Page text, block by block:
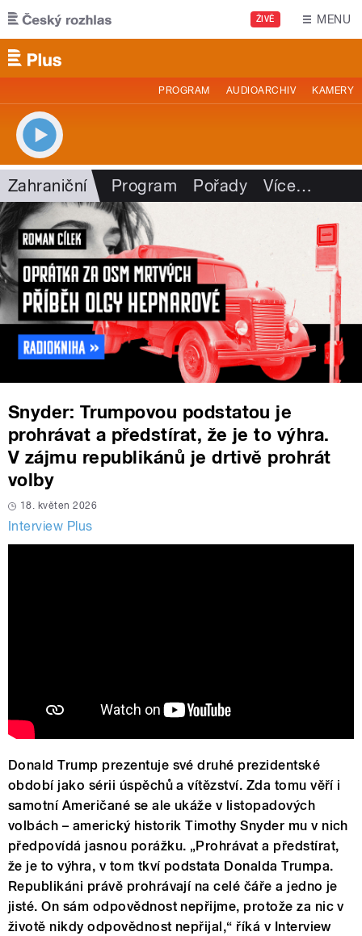
Přejít k hlavnímu obsahu
ŽIVĚ MENU
PROGRAM AUDIOARCHIV KAMERY
Zahraniční Program Pořady Více…
Snyder: Trumpovou podstatou je
prohrávat a předstírat, že je to výhra.
V zájmu republikánů je drtivě prohrát
volby
18. květen 2026
Interview Plus
Donald Trump prezentuje své druhé prezidentské
období jako sérii úspěchů a vítězství. Zda tomu věří i
samotní Američané se ale ukáže v listopadových
volbách – americký historik Timothy Snyder mu v nich
předpovídá jasnou porážku. „Prohrávat a předstírat,
že je to výhra, v tom tkví podstata Donalda Trumpa.
Republikáni právě prohrávají na celé čáře a jedno je
jisté. On sám odpovědnost nepřijme, protože za nic v
životě nikdy odpovědnost nepřijal,“ říká v Interview